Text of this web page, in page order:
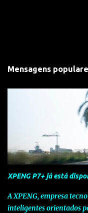
Mensagens
XPENG P7+ já está
A XPENG, empresa
inteligentes orientados